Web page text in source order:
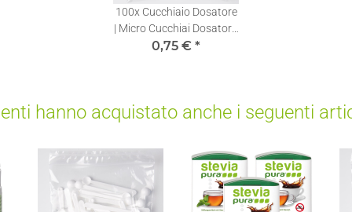
100x Cucchiaio Dosatore
| Micro Cucchiai Dosatori |
0,10ml | 1 pezzo
0,75 € *
hanno acquistato anche i seguenti